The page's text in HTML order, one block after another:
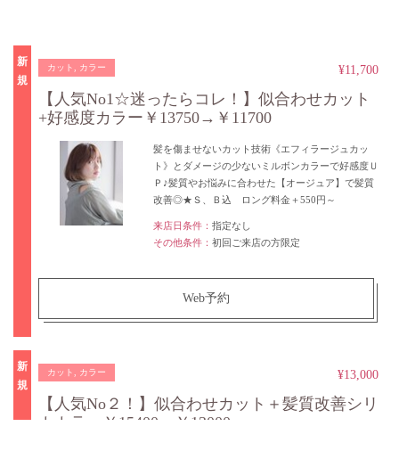
新
規
¥11,700
カット, カラー
【人気No1☆迷ったらコレ！】似合わせカット
+好感度カラー￥13750→￥11700
髪を傷ませないカット技術《エフィラージュカッ
ト》とダメージの少ないミルボンカラーで好感度Ｕ
Ｐ♪髪質やお悩みに合わせた【オージュア】で髪質
改善◎★Ｓ、Ｂ込 ロング料金＋550円～
来店日条件： 指定なし
その他条件： 初回ご来店の方限定
Web予約
新
規
¥13,000
カット, カラー
【人気No２！】似合わせカット＋髪質改善シリ
カカラー￥15400→￥13000